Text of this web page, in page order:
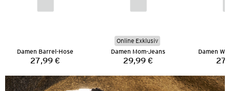
Damen Barrel-Hose
Preis:
27,99 €
Online Exklusiv
Damen Mom-Jeans
Preis:
29,99 €
Damen